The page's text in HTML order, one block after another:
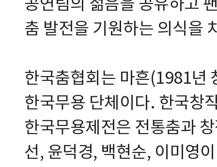
공연팀의 젊음을 공유하고
춤 발전을 기원하는 의식을
한국춤협회는 마흔(1981년
한국무용 단체이다. 한국창
한국무용제전은 전통춤과
선, 윤덕경, 백현순, 이미영